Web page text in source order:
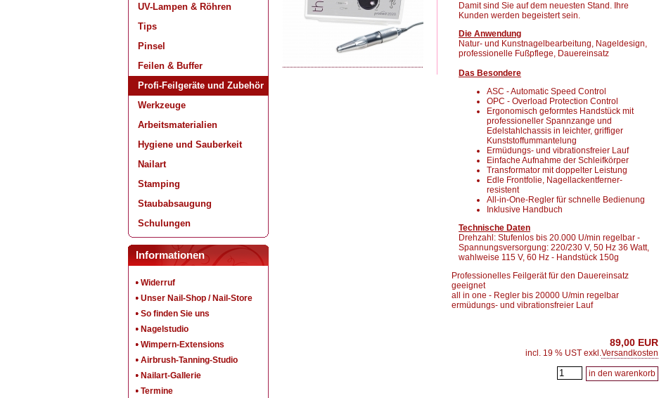
UV-Lampen & Röhren
Tips
Pinsel
Feilen & Buffer
Profi-Feilgeräte und Zubehör
Werkzeuge
Arbeitsmaterialien
Hygiene und Sauberkeit
Nailart
Stamping
Staubabsaugung
Schulungen
Informationen
Widerruf
Unser Nail-Shop / Nail-Store
So finden Sie uns
Nagelstudio
Wimpern-Extensions
Airbrush-Tanning-Studio
Nailart-Gallerie
Termine
Damit sind Sie auf dem neuesten Stand. Ihre
Kunden werden begeistert sein.
Die Anwendung
Natur- und Kunstnagelbearbeitung, Nageldesign,
professionelle Fußpflege, Dauereinsatz
Das Besondere
ASC - Automatic Speed Control
OPC - Overload Protection Control
Ergonomisch geformtes Handstück mit
professioneller Spannzange und
Edelstahlchassis in leichter, griffiger
Kunststoffummantelung
Ermüdungs- und vibrationsfreier Lauf
Einfache Aufnahme der Schleifkörper
Transformator mit doppelter Leistung
Edle Frontfolie, Nagellackentferner-
resistent
All-in-One-Regler für schnelle Bedienung
Inklusive Handbuch
Technische Daten
Drehzahl: Stufenlos bis 20.000 U/min regelbar -
Spannungsversorgung: 220/230 V, 50 Hz 36 Watt,
wahlweise 115 V, 60 Hz - Handstück 150g
Professionelles Feilgerät für den Dauereinsatz
geeignet
all in one - Regler bis 20000 U/min regelbar
ermüdungs- und vibrationsfreier Lauf
89,00 EUR
incl. 19 % UST exkl.Versandkosten
in den warenkorb